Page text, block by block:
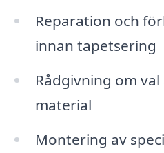
Reparation och
innan tapetsering
Rådgivning om
material
Montering av